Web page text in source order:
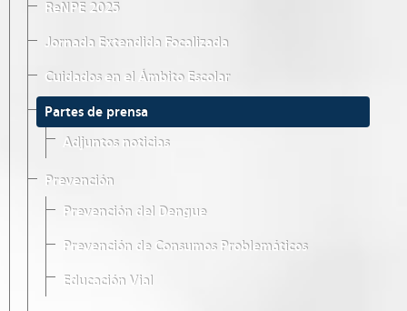
ReNPE 2025
Jornada Extendida Focalizada
Cuidados en el Ámbito Escolar
Partes de prensa
Adjuntos noticias
Prevención
Prevención del Dengue
Prevención de Consumos Problemáticos
Educación Vial